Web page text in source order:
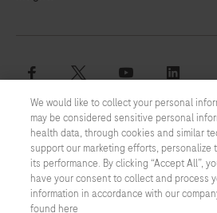
facebook twitter youtube
Termini e condizioni
Informativa Cookie
Informativa Privacy
We would like to collect your personal
may be considered sensitive personal
health data, through cookies and similar
support our marketing efforts, personalize
its performance. By clicking “Accept All”,
have your consent to collect and process
information in accordance with our
found here